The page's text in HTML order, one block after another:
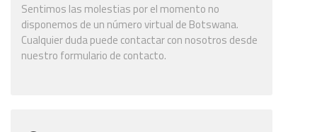
Sentimos las molestias por el momento no
disponemos de un número virtual de Botswana.
Cualquier duda puede contactar con nosotros desde
nuestro formulario de contacto.